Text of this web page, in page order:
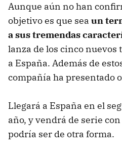
Aunque aún no han
objetivo es que sea un
a sus tremendas
lanza de los cinco
a España. Además de
compañía ha presentado
Llegará a España en el
año, y vendrá de serie con
podría ser de otra forma.